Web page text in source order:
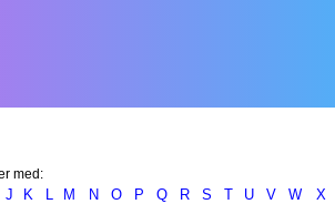
med:
J K L M N O P Q R S T U V W X